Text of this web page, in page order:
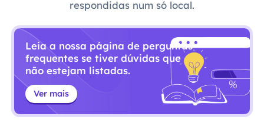
respondidas num só local.
Leia a nossa página de perguntas
frequentes se tiver dúvidas que
não estejam listadas.
Ver mais